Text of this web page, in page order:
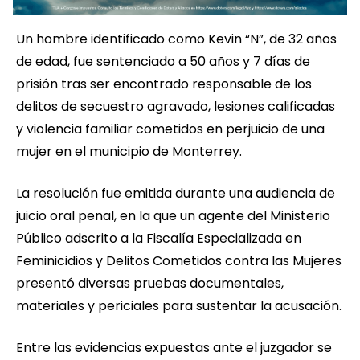
Un hombre identificado como Kevin “N”, de 32 años
de edad, fue sentenciado a 50 años y 7 días de
prisión tras ser encontrado responsable de los
delitos de secuestro agravado, lesiones calificadas
y violencia familiar cometidos en perjuicio de una
mujer en el municipio de Monterrey.
La resolución fue emitida durante una audiencia de
juicio oral penal, en la que un agente del Ministerio
Público adscrito a la Fiscalía Especializada en
Feminicidios y Delitos Cometidos contra las Mujeres
presentó diversas pruebas documentales,
materiales y periciales para sustentar la acusación.
Entre las evidencias expuestas ante el juzgador se